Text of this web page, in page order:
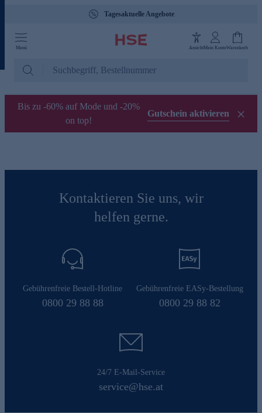
Tagesaktuelle Angebote
Menü AnsichtMein KontoWarenkorb
Bis zu -60% auf Mode und -20%
on top!
Gutschein aktivieren
Kontaktieren Sie uns, wir
helfen gerne.
Gebührenfreie Bestell-Hotline
0800 29 88 88
Gebührenfreie EASy-Bestellung
0800 29 88 82
24/7 E-Mail-Service
service@hse.at